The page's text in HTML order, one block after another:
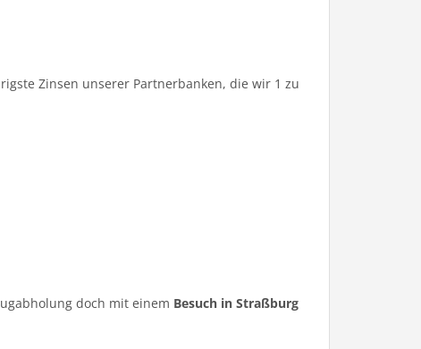
Zinsen unserer Partnerbanken, die wir 1 zu
doch mit einem Besuch in Straßburg